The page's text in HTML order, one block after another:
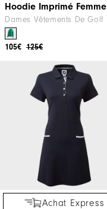
Hoodie Imprimé Femme
Dames Vêtements De Golf
125€
105€
Achat Express